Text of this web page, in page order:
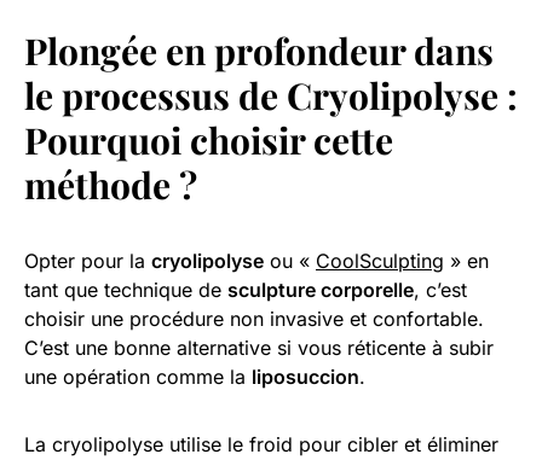
Plongée en profondeur dans
le processus de Cryolipolyse :
Pourquoi choisir cette
méthode ?
Opter pour la cryolipolyse ou « CoolSculpting » en
tant que technique de sculpture corporelle, c’est
choisir une procédure non invasive et confortable.
C’est une bonne alternative si vous réticente à subir
une opération comme la liposuccion.
La cryolipolyse utilise le froid pour cibler et éliminer